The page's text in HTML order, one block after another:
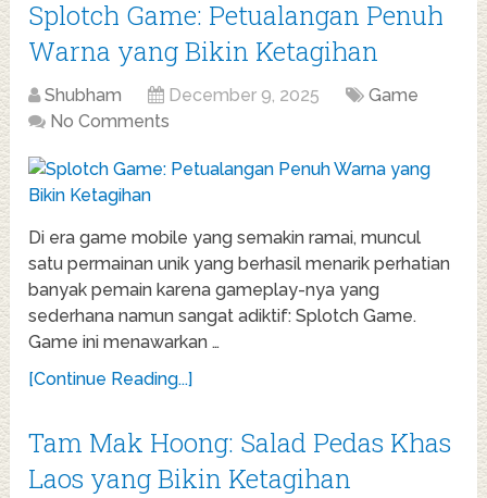
Splotch Game: Petualangan Penuh
Warna yang Bikin Ketagihan
Shubham December 9, 2025
Game
No Comments
Di era game mobile yang semakin ramai, muncul
satu permainan unik yang berhasil menarik perhatian
banyak pemain karena gameplay-nya yang
sederhana namun sangat adiktif: Splotch Game.
Game ini menawarkan …
[Continue Reading...]
Tam Mak Hoong: Salad Pedas Khas
Laos yang Bikin Ketagihan